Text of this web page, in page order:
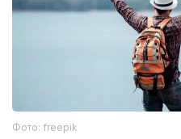
Фото: freepik